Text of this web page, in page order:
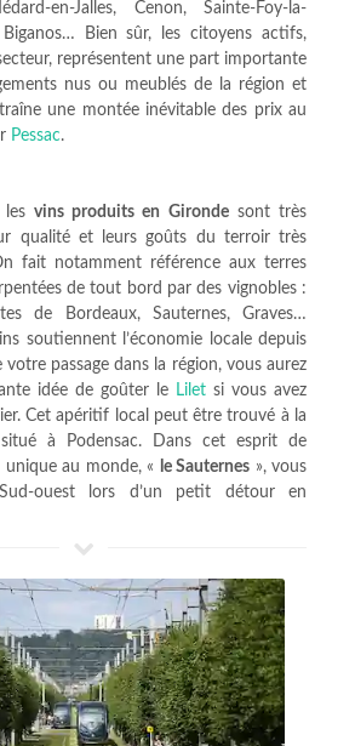
en-Jalles, Cenon, Sainte-Foy-la-
Biganos… Bien sûr, les citoyens actifs,
représentent une part importante
nus ou meublés de la région et
une montée inévitable des prix au
Pessac.
les vins produits en Girondesont très
qualité et leurs goûts du terroir très
fait notamment référence aux terres
de tout bord par des vignobles :
de Bordeaux, Sauternes, Graves…
soutiennent l’économie locale depuis
votre passage dans la région, vous aurez
idée de goûter le
Lilet si vous avez
Cet apéritif local peut être trouvé à la
à Podensac. Dans cet esprit de
au monde, «
le Sauternes », vous
ouest lors d’un petit détour en